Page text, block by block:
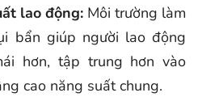
lao động: Môi trường làm
bẩn giúp người lao động
hơn, tập trung hơn vào
cao năng suất chung.